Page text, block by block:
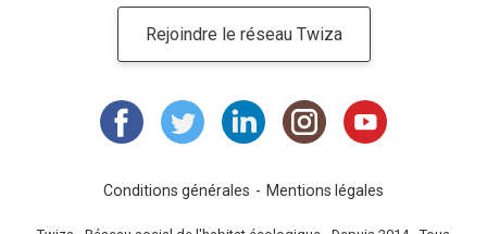
Rejoindre le réseau Twiza
Conditions générales Mentions légales